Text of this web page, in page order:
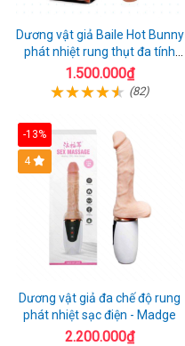
Dương vật giả Baile Hot Bunny
phát nhiệt rung thụt đa tính
năng sạc điện
1.500.000₫
(82)
-13%
Hot
4
Dương vật giả đa chế độ rung
phát nhiệt sạc điện - Madge
2.200.000₫